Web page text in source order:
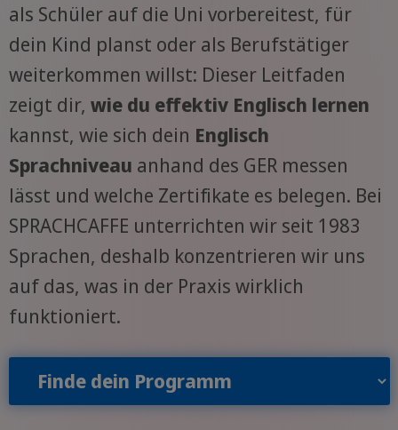
als Schüler auf die Uni vorbereitest, für
dein Kind planst oder als Berufstätiger
weiterkommen willst: Dieser Leitfaden
zeigt dir, wie du effektiv Englisch lernen
kannst, wie sich dein Englisch
Sprachniveau anhand des GER messen
lässt und welche Zertifikate es belegen. Bei
SPRACHCAFFE unterrichten wir seit 1983
Sprachen, deshalb konzentrieren wir uns
auf das, was in der Praxis wirklich
funktioniert.
Finde dein Programm